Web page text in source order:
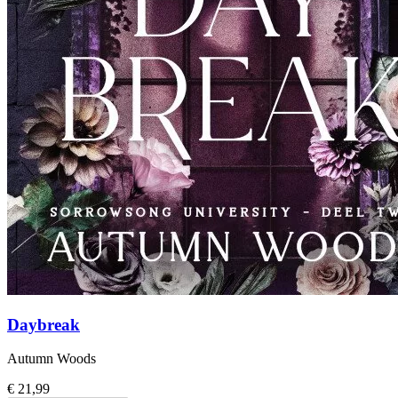
Daybreak
Autumn Woods
€ 21,99